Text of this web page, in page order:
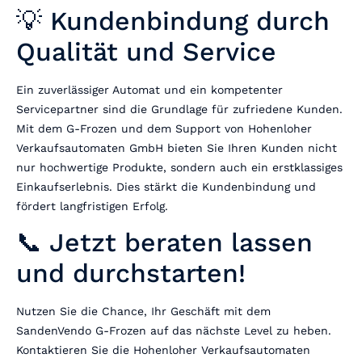
💡 Kundenbindung durch
Qualität und Service
Ein zuverlässiger Automat und ein kompetenter
Servicepartner sind die Grundlage für zufriedene Kunden.
Mit dem G-Frozen und dem Support von Hohenloher
Verkaufsautomaten GmbH bieten Sie Ihren Kunden nicht
nur hochwertige Produkte, sondern auch ein erstklassiges
Einkaufserlebnis. Dies stärkt die Kundenbindung und
fördert langfristigen Erfolg.
📞 Jetzt beraten lassen
und durchstarten!
Nutzen Sie die Chance, Ihr Geschäft mit dem
SandenVendo G-Frozen auf das nächste Level zu heben.
Kontaktieren Sie die Hohenloher Verkaufsautomaten